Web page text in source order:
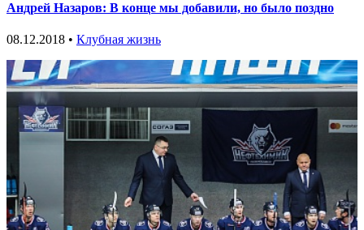
Андрей Назаров: В конце мы добавили, но было поздно
08.12.2018 • Клубная жизнь